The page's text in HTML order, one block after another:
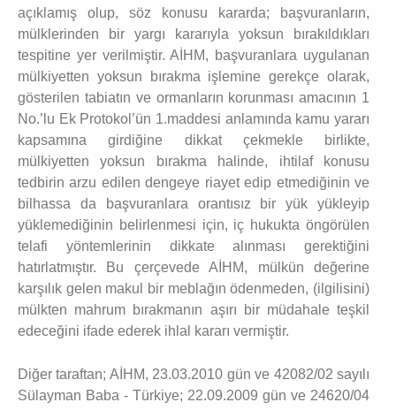
açıklamış olup, söz konusu kararda; başvuranların,
mülklerinden bir yargı kararıyla yoksun bırakıldıkları
tespitine yer verilmiştir. AİHM, başvuranlara uygulanan
mülkiyetten yoksun bırakma işlemine gerekçe olarak,
gösterilen tabiatın ve ormanların korunması amacının 1
No.’lu Ek Protokol’ün 1.maddesi anlamında kamu yararı
kapsamına girdiğine dikkat çekmekle birlikte,
mülkiyetten yoksun bırakma halinde, ihtilaf konusu
tedbirin arzu edilen dengeye riayet edip etmediğinin ve
bilhassa da başvuranlara orantısız bir yük yükleyip
yüklemediğinin belirlenmesi için, iç hukukta öngörülen
telafi yöntemlerinin dikkate alınması gerektiğini
hatırlatmıştır. Bu çerçevede AİHM, mülkün değerine
karşılık gelen makul bir meblağın ödenmeden, (ilgilisini)
mülkten mahrum bırakmanın aşırı bir müdahale teşkil
edeceğini ifade ederek ihlal kararı vermiştir.
Diğer taraftan; AİHM, 23.03.2010 gün ve 42082/02 sayılı
Sülayman Baba - Türkiye; 22.09.2009 gün ve 24620/04